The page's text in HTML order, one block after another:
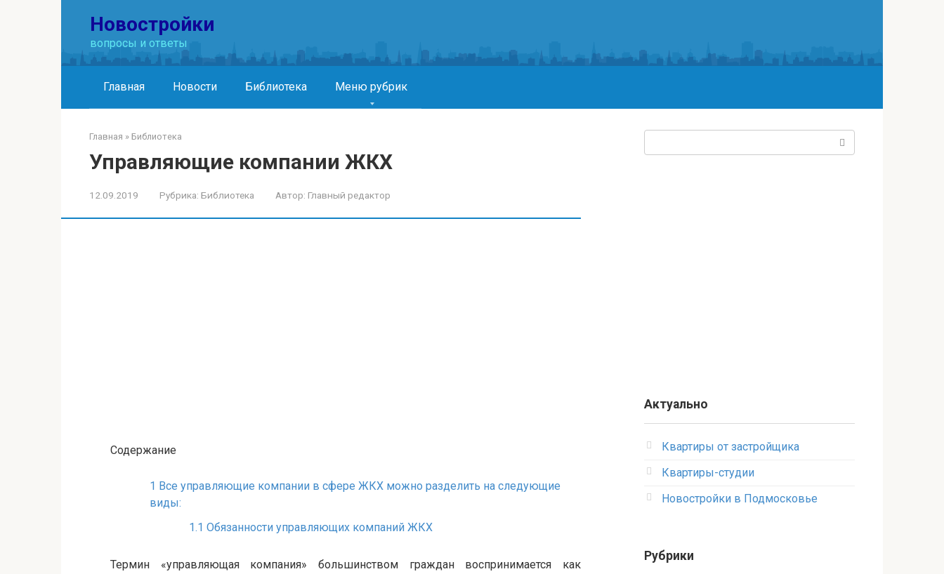
Новостройки
вопросы и ответы
Главная Новости Библиотека Меню рубрик
Главная » Библиотека
Управляющие компании ЖКХ
12.09.2019 Рубрика: Библиотека Автор: Главный редактор
Содержание
1 Все управляющие компании в сфере ЖКХ можно разделить на следующие
виды:
1.1 Обязанности управляющих компаний ЖКХ
Термин «управляющая компания» большинством граждан воспринимается как
Актуально
Квартиры от застройщика
Квартиры-студии
Новостройки в Подмосковье
Рубрики